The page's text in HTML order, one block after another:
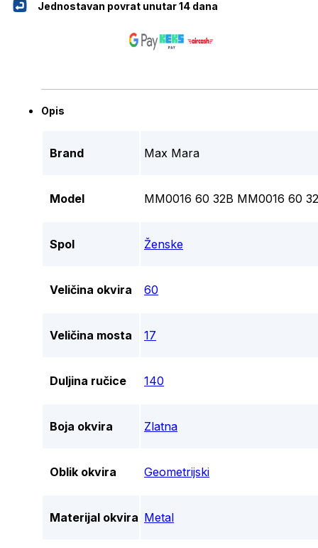
Jednostavan povrat unutar 14 dana
Opis
Brand Max Mara
Model MM0016 60 32B MM0016 60
Spol Ženske
Veličina okvira 60
Veličina mosta 17
Duljina ručice 140
Boja okvira Zlatna
Oblik okvira Geometrijski
Materijal okvira Metal